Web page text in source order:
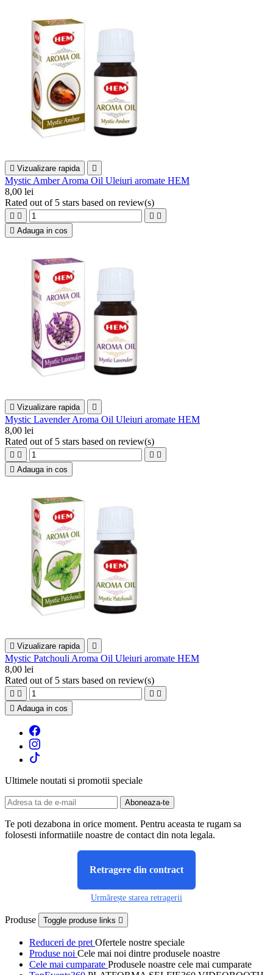
 Vizualizare rapida 
Mystic Amber Aroma Oil Uleiuri aromate HEM
8,00 lei
Rated out of 5 stars based on review(s)
   
 Adauga in cos
 Vizualizare rapida 
Mystic Lavender Aroma Oil Uleiuri aromate HEM
8,00 lei
Rated out of 5 stars based on review(s)
   
 Adauga in cos
 Vizualizare rapida 
Mystic Patchouli Aroma Oil Uleiuri aromate HEM
8,00 lei
Rated out of 5 stars based on review(s)
   
 Adauga in cos
Ultimele noutati si promotii speciale
Te poti dezabona in orice moment. Pentru aceasta te rugam sa
folosesti informatiile noastre de contact din nota legala.
Retragere din contract
Urmărește starea retragerii
Produse Toggle produse links 
Reduceri de pretOfertele nostre speciale
Produse noi Cele mai noi dintre produsele noastre
Cele mai cumparate Produsele noastre cele mai cumparate